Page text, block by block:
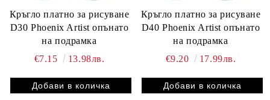
Кръгло платно за рисуване
D30 Phoenix Artist опънато
на подрамка
€7.15
13.98лв.
Кръгло платно за рисуване
D40 Phoenix Artist опънато
на подрамка
€9.20
17.99лв.